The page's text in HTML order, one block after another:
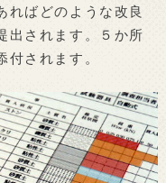
ればどのような改良
出されます。５か所
されます。